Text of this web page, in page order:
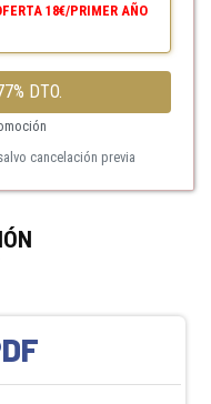
18€/PRIMER AÑO
DTO.
cancelación previa